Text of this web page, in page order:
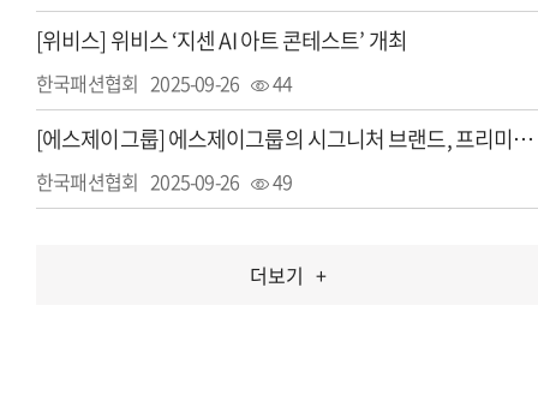
[위비스] 위비스 ‘지센 AI 아트 콘테스트’ 개최
한국패션협회 2025-09-26 44
[에스제이그룹] 에스제이그룹의 시그니처 브랜드, 프리미엄 K패션으로 육성
한국패션협회 2025-09-26 49
더보기 +